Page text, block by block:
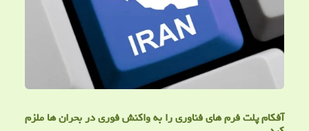
آفکام پلت فرم های فناوری را به واکنش فوری در بحران ها ملزم